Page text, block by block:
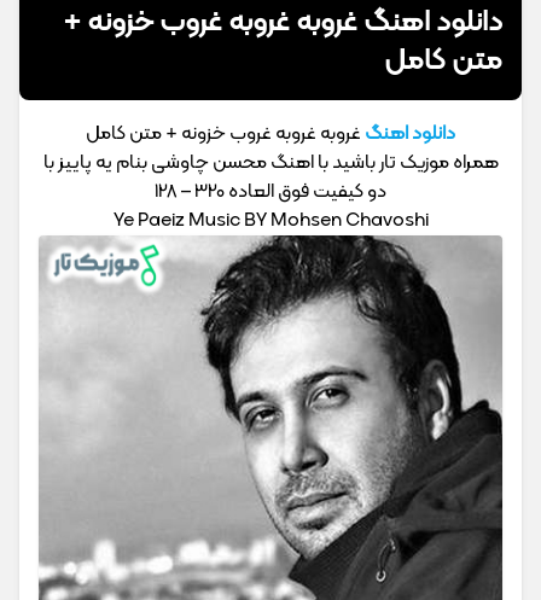
دانلود اهنگ غروبه غروبه غروب خزونه +
متن کامل
دانلود اهنگ غروبه غروبه غروب خزونه + متن کامل
همراه موزیک تار باشید با اهنگ محسن چاوشی بنام یه پاییز با
دو کیفیت فوق العاده 320 – 128
Ye Paeiz Music BY Mohsen Chavoshi